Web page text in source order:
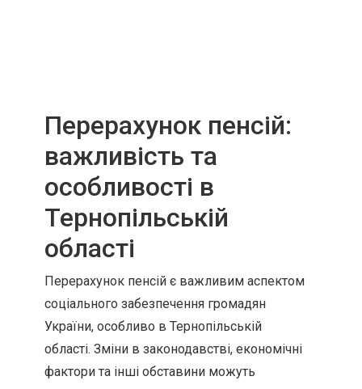
Перерахунок пенсій:
важливість та
особливості в
Тернопільській
області
Перерахунок пенсій є важливим аспектом
соціального забезпечення громадян
України, особливо в Тернопільській
області. Зміни в законодавстві, економічні
фактори та інші обставини можуть